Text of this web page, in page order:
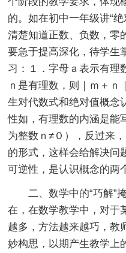
的。如在初中一年级讲“
清楚知道正数、负数，零
要急于提高深化，待学生
习：１．字母ａ表示有理
ｎ是有理数，则｜ｍ＋ｎ
生对代数式和绝对值概念
性如，有理数的内涵是能
为整数ｎ≠０），反过来
的形式，这样会给解决问
可逆性，是认识概念的两
二、数学中的“巧解”掩
在，在数学教学中，对于
越多，方法越来越巧，教
妙构思，以期产生教学上